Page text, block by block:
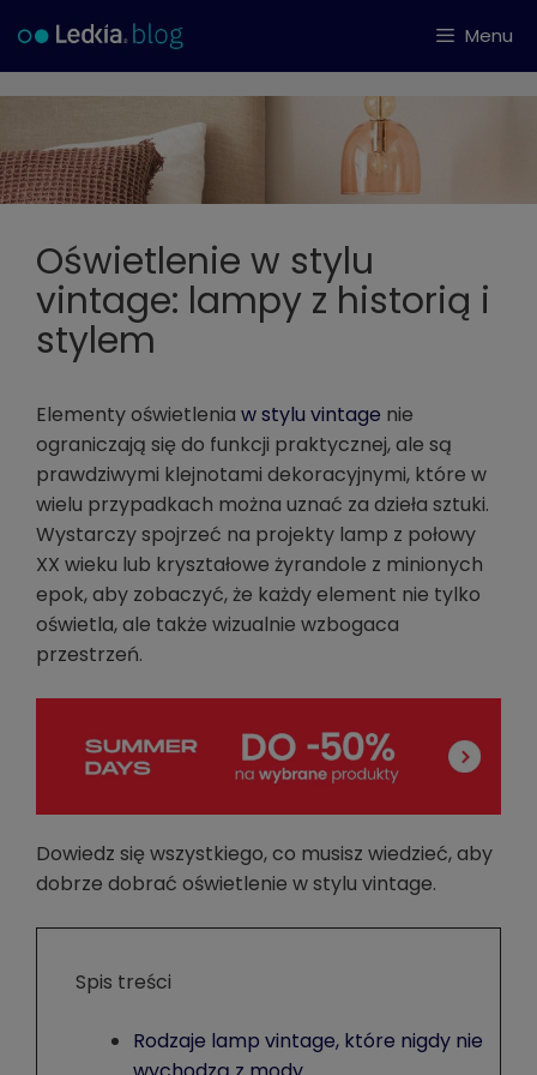
do
treści
Menu
Oświetlenie w stylu
vintage: lampy z historią i
stylem
Elementy oświetlenia w stylu vintage nie
ograniczają się do funkcji praktycznej, ale są
prawdziwymi klejnotami dekoracyjnymi, które w
wielu przypadkach można uznać za dzieła sztuki.
Wystarczy spojrzeć na projekty lamp z połowy
XX wieku lub kryształowe żyrandole z minionych
epok, aby zobaczyć, że każdy element nie tylko
oświetla, ale także wizualnie wzbogaca
przestrzeń.
Dowiedz się wszystkiego, co musisz wiedzieć, aby
dobrze dobrać oświetlenie w stylu vintage.
Spis treści
Rodzaje lamp vintage, które nigdy nie